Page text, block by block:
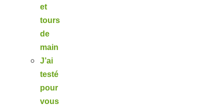
et
tours
de
main
J’ai
testé
pour
vous